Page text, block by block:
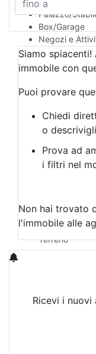
Palazzo/
Box/Garage
Negozi e
Qualsiasi
Attività/
Azienda
Bar/Ristorante
Albergo
Laboratorio
Negozio/
Agriturismo
Magazzini
Qualsiasi
Terreno
Terreno
Siamo
immobile con
Puoi provare
Chiedi
o
Prova ad
i filtri nel
Non hai trovato
l'immobile alle
Ricevi i nuovi